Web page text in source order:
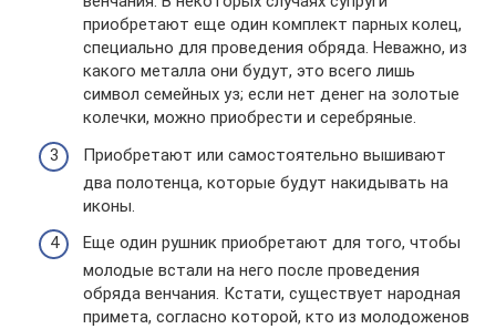
приобретают еще один комплект парных колец,
специально для проведения обряда. Неважно, из
какого металла они будут, это всего лишь
символ семейных уз; если нет денег на золотые
колечки, можно приобрести и серебряные.
Приобретают или самостоятельно вышивают
два полотенца, которые будут накидывать на
иконы.
Еще один рушник приобретают для того, чтобы
молодые встали на него после проведения
обряда венчания. Кстати, существует народная
примета, согласно которой, кто из молодоженов